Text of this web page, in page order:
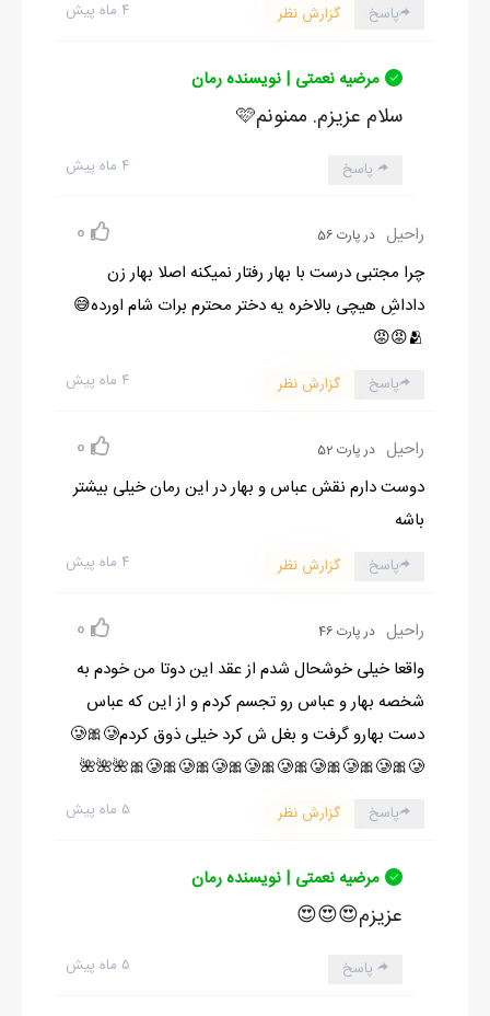
۴ ماه پیش پاسخ گزارش نظر
مرضیه نعمتی | نویسنده رمان
سلام عزیزم. ممنونم🩷
۴ ماه پیش پاسخ
راحیل در پارت 56 0
چرا مجتبی درست با بهار رفتار نمیکنه اصلا بهار زن
داداشِ هیچی بالاخره یه دختر محترم برات شام اورده😅
🫂😡😡
۴ ماه پیش پاسخ گزارش نظر
راحیل در پارت 52 0
دوست دارم نقش عباس و بهار در این رمان خیلی بیشتر
باشه
۴ ماه پیش پاسخ گزارش نظر
راحیل در پارت 46 0
واقعا خیلی خوشحال شدم از عقد این دوتا من خودم به
شخصه بهار و عباس رو تجسم کردم و از این که عباس
دست بهارو گرفت و بغل ش کرد خیلی ذوق کردم🥲🎀🥲
🎀🥲🎀🥲🎀🥲🎀🥲🎀🥲🎀🥲🎀🥲🎀🥲🎀🥲🌺🌺🌺
۵ ماه پیش پاسخ گزارش نظر
مرضیه نعمتی | نویسنده رمان
عزیزم😍😍😍
۵ ماه پیش پاسخ